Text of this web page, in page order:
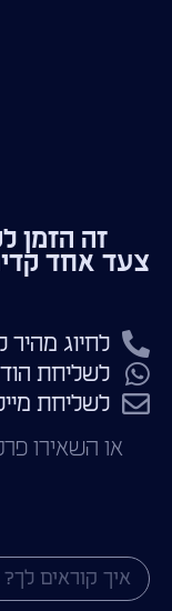
זה הזמן
צעד אחד
לחיוג מהיר
לשליחת
לשליחת